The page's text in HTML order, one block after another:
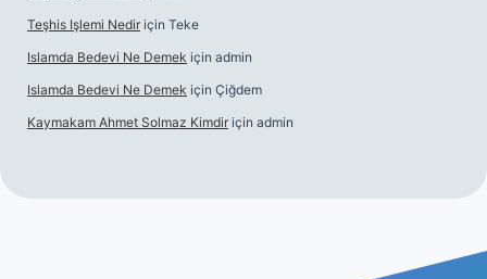
Teşhis Işlemi Nedir için Teke
Islamda Bedevi Ne Demek için admin
Islamda Bedevi Ne Demek için Çiğdem
Kaymakam Ahmet Solmaz Kimdir için admin